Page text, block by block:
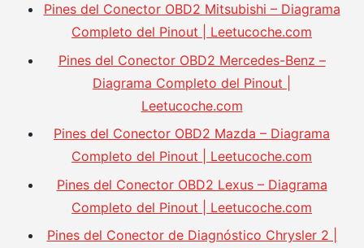
Pines del Conector OBD2 Mitsubishi – Diagrama
Completo del Pinout | Leetucoche.com
Pines del Conector OBD2 Mercedes-Benz –
Diagrama Completo del Pinout |
Leetucoche.com
Pines del Conector OBD2 Mazda – Diagrama
Completo del Pinout | Leetucoche.com
Pines del Conector OBD2 Lexus – Diagrama
Completo del Pinout | Leetucoche.com
Pines del Conector de Diagnóstico Chrysler 2 |